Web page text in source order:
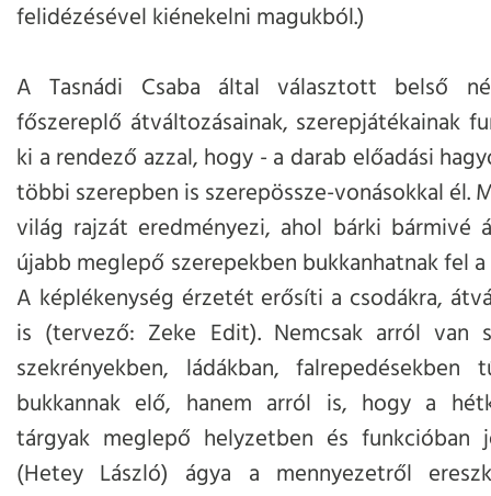
felidézésével kiénekelni magukból.)
A Tasnádi Csaba által választott belső
főszereplő átváltozásainak, szerepjátékainak
ki a rendező azzal, hogy - a darab előadási
többi szerepben is szerepössze-vonásokkal él.
világ rajzát eredményezi, ahol bárki bármivé
újabb meglepő szerepekben bukkanhatnak fel
A képlékenység érzetét erősíti a csodákra,
is (tervező: Zeke Edit). Nemcsak arról van
szekrényekben, ládákban,
bukkannak elő, hanem arról is, hogy a
tárgyak meglepő helyzetben és funkcióban
(Hetey László) ágya a mennyezetről